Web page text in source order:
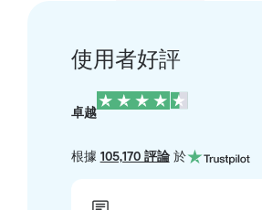
使用者好評
卓越
根據 105,170 評論於